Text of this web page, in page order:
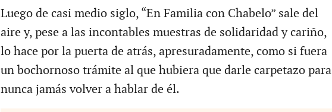
Luego de casi medio siglo, “En Familia con Chabelo” sale del
aire y, pese a las incontables muestras de solidaridad y cariño,
lo hace por la puerta de atrás, apresuradamente, como si fuera
un bochornoso trámite al que hubiera que darle carpetazo para
nunca jamás volver a hablar de él.